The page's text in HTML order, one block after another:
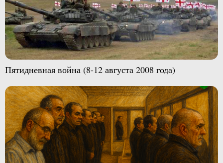
Пятидневная война (8-12 августа 2008 года)